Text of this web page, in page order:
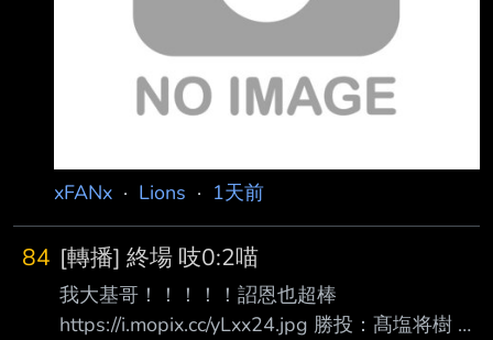
xFANx · Lions · 1天前
84 [轉播] 終場 吱0:2喵
我大基哥！！！！！詔恩也超棒
https://i.mopix.cc/yLxx24.jpg 勝投：髙塩将樹 敗